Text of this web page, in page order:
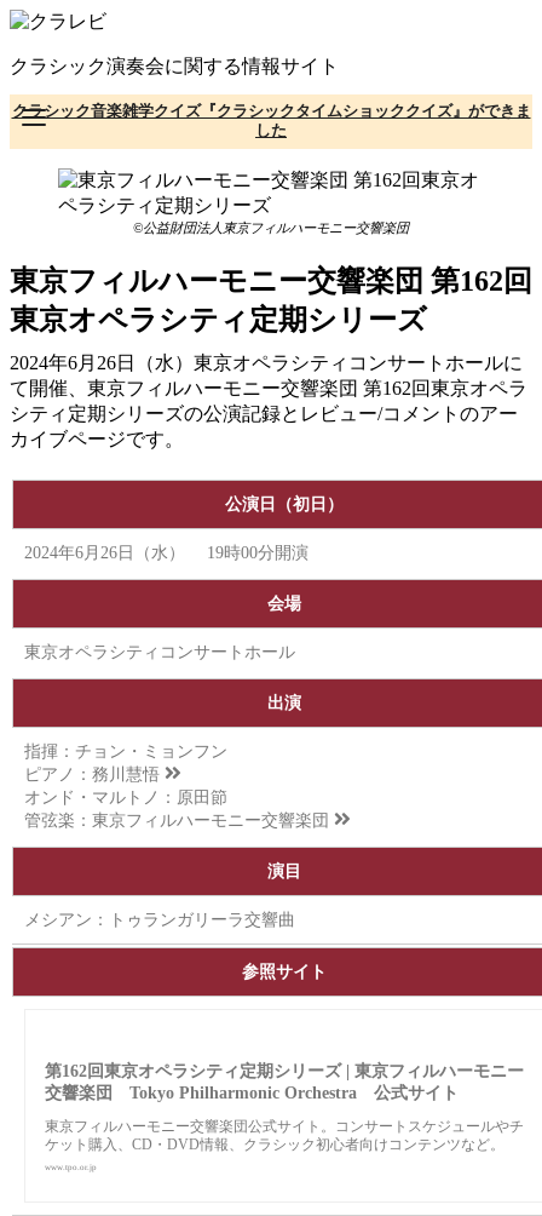
コ
テ
ン
ツ
へ
クラシック演奏会に関する情報サイト
クラシック音楽雑学クイズ『クラシックタイムショッククイズ』ができま
した
©公益財団法人東京フィルハーモニー交響楽団
東京フィルハーモニー交響楽団 第162回
東京オペラシティ定期シリーズ
2024年6月26日（水）東京オペラシティコンサートホールに
て開催、東京フィルハーモニー交響楽団 第162回東京オペラ
シティ定期シリーズの公演記録とレビュー/コメントのアー
カイブページです。
公演日（初日）
2024年6月26日（水） 19時00分開演
会場
東京オペラシティコンサートホール
出演
指揮：チョン・ミョンフン
ピアノ： 務川慧悟
オンド・マルトノ：原田節
管弦楽： 東京フィルハーモニー交響楽団
演目
メシアン：トゥランガリーラ交響曲
参照サイト
第162回東京オペラシティ定期シリーズ | 東京フィルハーモニー
交響楽団 Tokyo Philharmonic Orchestra 公式サイト
東京フィルハーモニー交響楽団公式サイト。コンサートスケジュールやチ
ケット購入、CD・DVD情報、クラシック初心者向けコンテンツなど。
www.tpo.or.jp